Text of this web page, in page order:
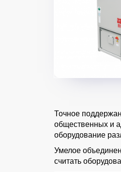
Точное
общественных и
оборудование
Умелое
считать